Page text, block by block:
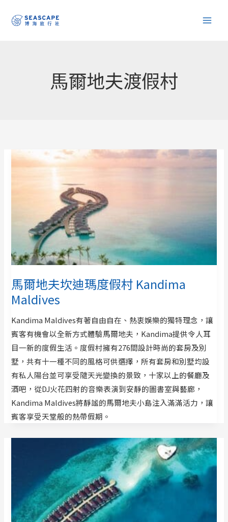
馬爾地夫渡假村
馬爾地夫坎迪瑪度假村 Kandima
Maldives
Kandima Maldives有著自由自在、熱衷娛樂的獨特理念，讓
賓客有機會以全新方式體驗馬爾地夫，Kandima提供令人耳
目一新的度假生活。度假村擁有276間設計時尚的套房及別
墅，共有十一種不同的風格可供選擇，所有套房和別墅均設
有私人陽台並可享受隨天光變換的景致，十家以上的餐廳及
酒吧，從DJ火花四射的音樂表演到安靜的圖書室與藝廊，
Kandima Maldives將靜謐的馬爾地夫小島注入滿滿活力，讓
賓客享受天堂般的熱帶假期。